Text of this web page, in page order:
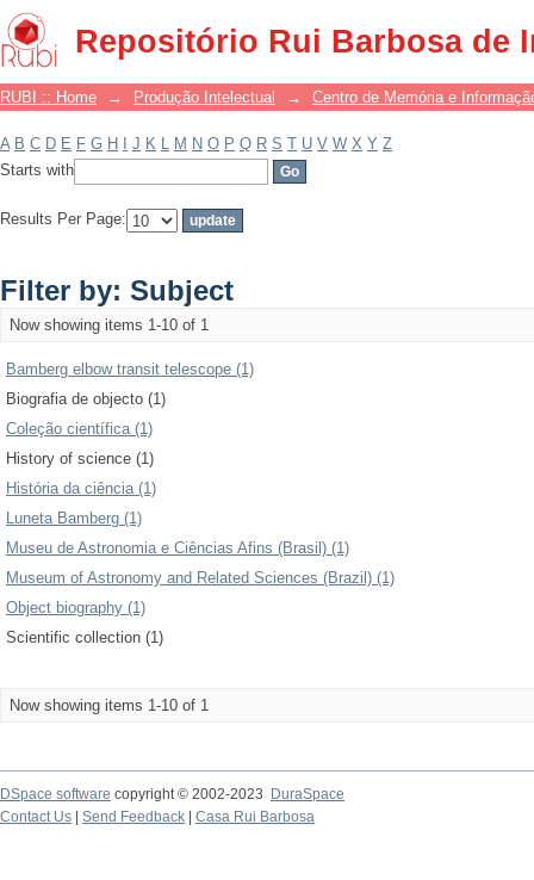
Repositório Rui Barbosa de
Filter by: Subject
RUBI :: Home → Produção Intelectual → Centro de Memória e
A B C D E F G H J K L M N O P Q R S T U V W X Y Z
Starts with
Results Per Page:
Filter by: Subject
Now showing items 1-10 of 1
Bamberg elbow transit telescope (1)
Biografia de objecto (1)
Coleção científica (1)
History of science (1)
História da ciência (1)
Luneta Bamberg (1)
Museu de Astronomia e Ciências Afins (Brasil) (1)
Museum of Astronomy and Related Sciences (Brazil) (1)
Object biography (1)
Scientific collection (1)
Now showing items 1-10 of 1
DSpace software copyright © 2002-2023
DuraSpace
Contact Us
Send Feedback Casa Rui Barbosa